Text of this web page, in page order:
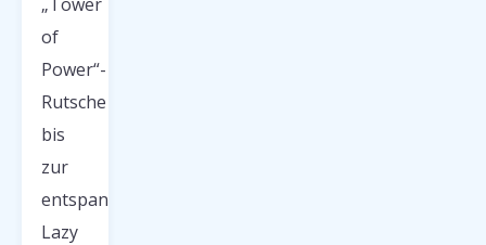
of
Power“-
Rutsche
bis
zur
entspannten
Lazy